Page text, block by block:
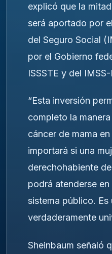
explicó que la
será aportado por
del Seguro Social
por el Gobierno
ISSSTE y del
“Esta inversión
completo la
cáncer de mama
importará si una
derechohabiente
podrá atenderse
sistema público. Es
verdaderamente
Sheinbaum señaló